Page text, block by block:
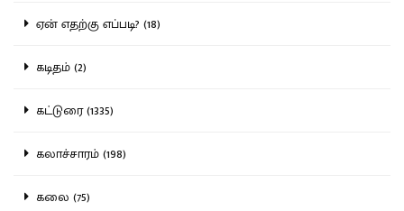
ஏன் எதற்கு எப்படி? (18)
கடிதம் (2)
கட்டுரை (1335)
கலாச்சாரம் (198)
கலை (75)